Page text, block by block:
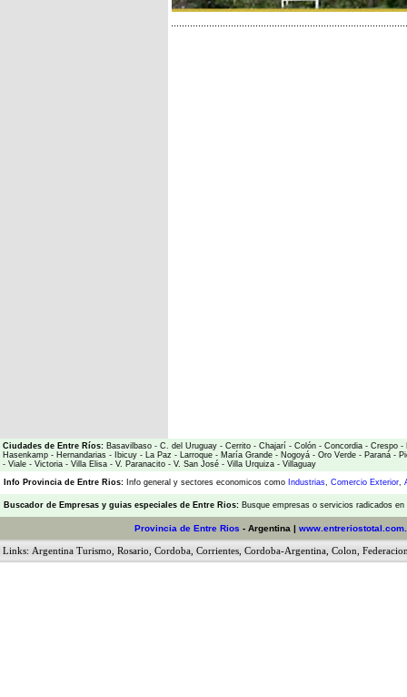
Ciudades de Entre Ríos: Basavilbaso - C. del Uruguay - Cerrito - Chajarí - Colón - Concordia - Crespo -
Hasenkamp - Hernandarias - Ibicuy - La Paz - Larroque - María Grande - Nogoyá - Oro Verde - Paraná -
- Viale - Victoria - Villa Elisa - V. Paranacito - V. San José - Villa Urquiza - Villaguay
Info Provincia de Entre Rios: Info general y sectores economicos como Industrias, Comercio Exterior,
Buscador de Empresas y guias especiales de Entre Rios: Busque empresas o servicios radicados
Provincia de Entre Rios - Argentina |
Links: Argentina Turismo Rosario Cordoba Corrientes Cordoba-Argentina Colon